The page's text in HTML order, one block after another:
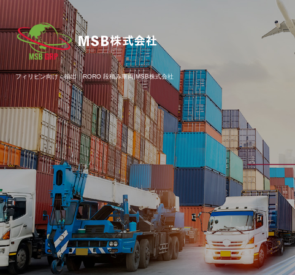
フィリピン向け 輸出 RORO 段積み車両|MSB株式会社